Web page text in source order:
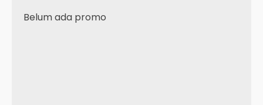
Belum ada promo